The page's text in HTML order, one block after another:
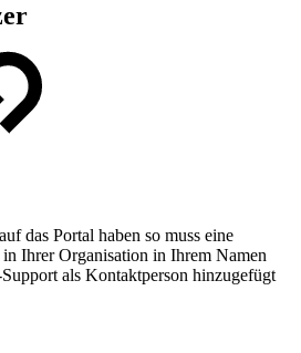
das Portal haben so muss eine
Ihrer Organisation in Ihrem Namen
als Kontaktperson hinzugefügt